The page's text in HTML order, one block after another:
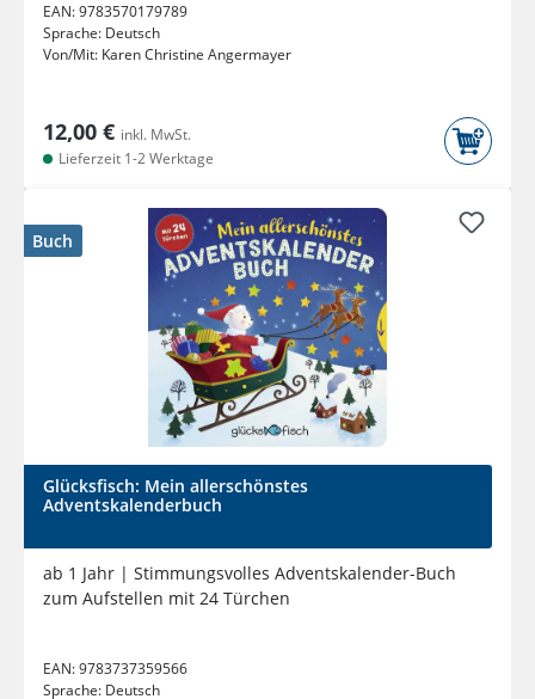
EAN:9783570179789
Sprache: Deutsch
Von/Mit: Karen Christine Angermayer
12,00 € inkl. MwSt.
Lieferzeit 1-2 Werktage
Buch
Glücksfisch: Mein allerschönstes
Adventskalenderbuch
ab 1 Jahr | Stimmungsvolles Adventskalender-Buch
zum Aufstellen mit 24 Türchen
EAN:9783737359566
Sprache: Deutsch